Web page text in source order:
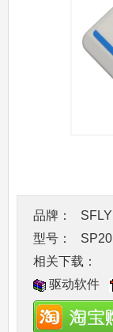
品牌：
型号：
SP20
相关下载：
驱动软件